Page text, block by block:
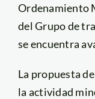
Ordenamiento
del Grupo de
se encuentra
La propuesta
la actividad